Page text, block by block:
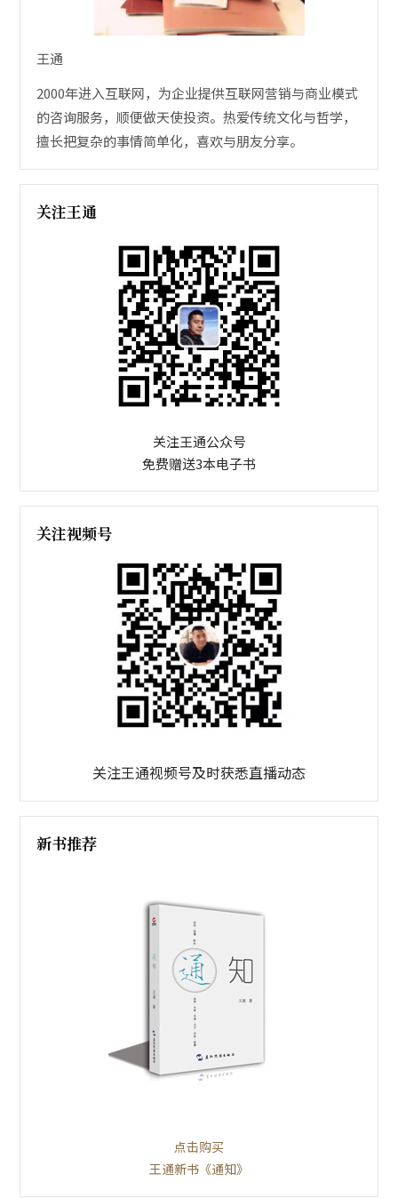
王通
2000年进入互联网，为企业提供互联网营销与商业模式
的咨询服务，顺便做天使投资。热爱传统文化与哲学，
擅长把复杂的事情简单化，喜欢与朋友分享。
关注王通
关注王通公众号
免费赠送3本电子书
关注视频号
关注王通视频号及时获悉直播动态
新书推荐
点击购买
王通新书《通知》